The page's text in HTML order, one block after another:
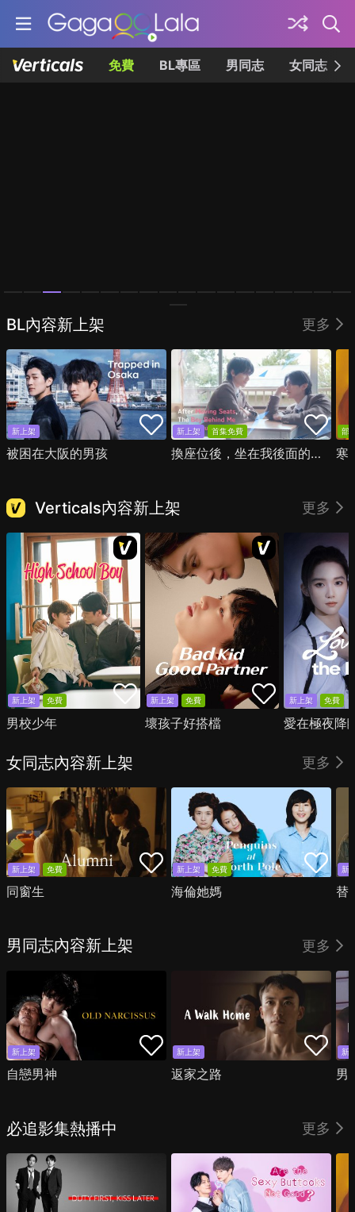
免費 BL專區 男同志 女同志
BL內容新上架 更多
新上架
被困在大阪的男孩
新上架 首集免費
換座位後，坐在我後面的男生好像喜歡我
部
寒
Verticals內容新上架 更多
新上架 免費
男校少年
新上架 免費
壞孩子好搭檔
新上架 免費
愛在極夜降
女同志內容新上架 更多
新上架 免費
同窗生
新上架 免費
海倫她媽
新
替
男同志內容新上架 更多
新上架
自戀男神
新上架
返家之路
新
男
必追影集熱播中 更多